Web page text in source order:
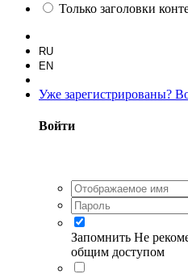
Только заголовки
RU
EN
Уже зарегистрированы?
Войти
Запомнить Не
общим доступом